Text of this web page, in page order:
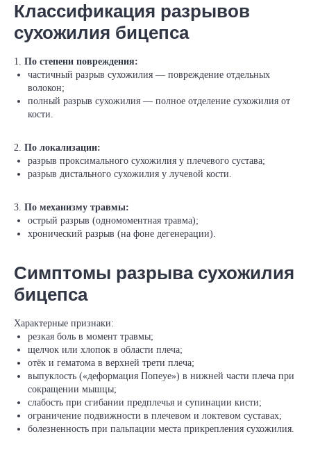
Классификация разрывов
сухожилия бицепса
1. По степени повреждения:
частичный разрыв сухожилия — повреждение отдельных
волокон;
полный разрыв сухожилия — полное отделение сухожилия от
кости.
2. По локализации:
разрыв проксимального сухожилия у плечевого сустава;
разрыв дистального сухожилия у лучевой кости.
3. По механизму травмы:
острый разрыв (одномоментная травма);
хронический разрыв (на фоне дегенерации).
Симптомы разрыва сухожилия
бицепса
Характерные признаки:
резкая боль в момент травмы;
щелчок или хлопок в области плеча;
отёк и гематома в верхней трети плеча;
выпуклость («деформация Попeye») в нижней части плеча при
сокращении мышцы;
слабость при сгибании предплечья и супинации кисти;
ограничение подвижности в плечевом и локтевом суставах;
болезненность при пальпации места прикрепления сухожилия.